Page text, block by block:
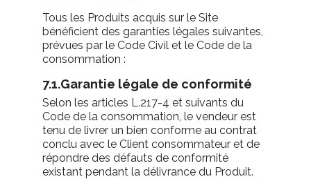
Tous les Produits acquis sur le Site
bénéficient des garanties légales suivantes,
prévues par le Code Civil et le Code de la
consommation :
7.1.Garantie légale de conformité
Selon les articles L.217-4 et suivants du
Code de la consommation, le vendeur est
tenu de livrer un bien conforme au contrat
conclu avec le Client consommateur et de
répondre des défauts de conformité
existant pendant la délivrance du Produit.